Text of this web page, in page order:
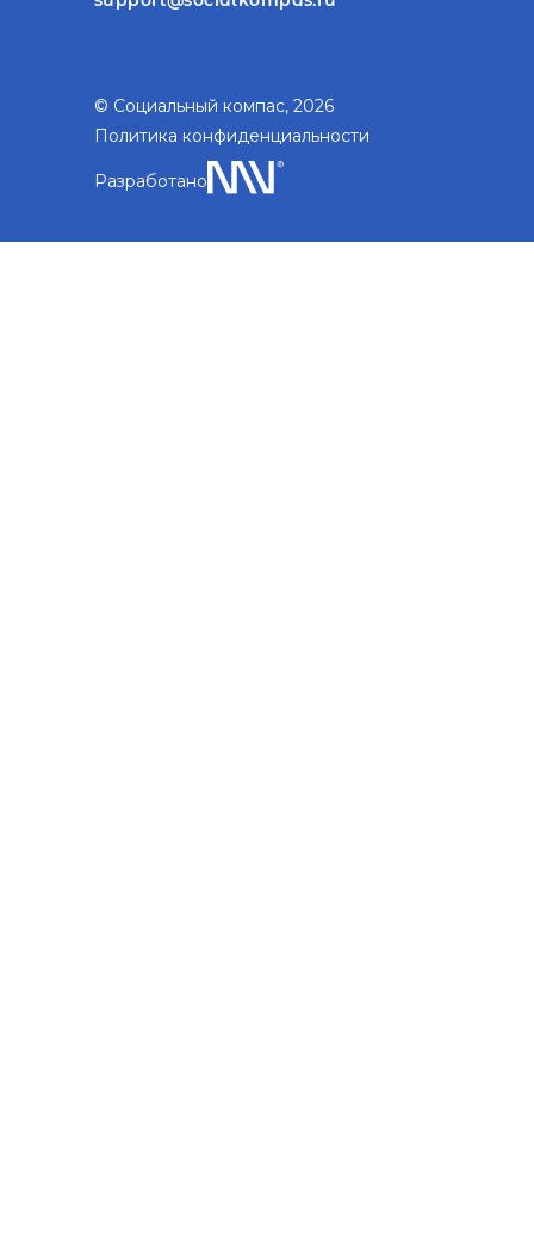
© Социальный компас, 2026
Политика конфиденциальности
Разработано